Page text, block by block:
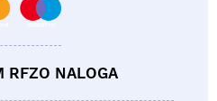
RFZO NALOGA